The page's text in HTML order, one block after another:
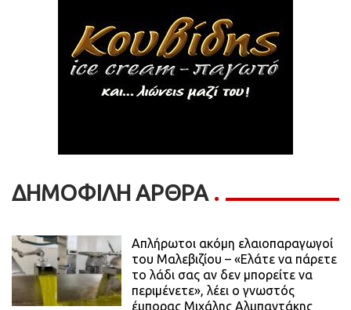
ΔΗΜΟΦΙΛΗ ΑΡΘΡΑ
Απλήρωτοι ακόμη ελαιοπαραγωγοί
του Μαλεβιζίου – «Ελάτε να πάρετε
το λάδι σας αν δεν μπορείτε να
περιμένετε», λέει ο γνωστός
έμπορας Μιχάλης Αλμπαντάκης